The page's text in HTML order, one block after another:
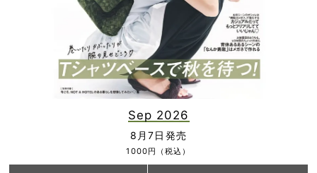
Sep 2026
8月7日発売
1000円（税込）